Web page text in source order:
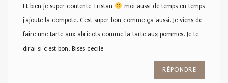
Et bien je super contente Tristan
moi aussi de temps en temps
j'ajoute la compote. C'est super bon comme ça aussi. Je viens de
faire une tarte aux abricots comme la tarte aux pommes. Je te
dirai si c'est bon. Bises cecile
RÉPONDRE